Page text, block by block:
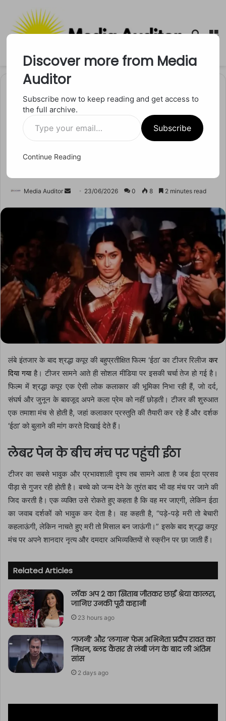
Search
मनोरंजन
श्रद्धा कपूर की ‘ईठा’ का टीजर
Media Auditor
Send 23/06/2026 0 8 2 minutes read
लंबे इंतजार के बाद श्रद्धा कपूर की बहुप्रतीक्षित फिल्म ‘ईठा’ का टीजर रिलीजकर
दिया गयाहै। टीजर सामने आते ही सोशल मीडिया पर इसकी चर्चा तेज हो गई है।
फिल्म में श्रद्धा कपूर एक ऐसी लोक कलाकार की भूमिका निभा रही हैं, जो दर्द,
संघर्ष और जुनून के बावजूद अपने कला प्रेम को नहीं छोड़ती। टीजर की शुरुआत
एक तमाशा मंच से होती है, जहां कलाकार प्रस्तुति की तैयारी कर रहे हैं और दर्शक
‘ईठा’ को बुलाने की मांग करते दिखाई देते हैं।
लेबर पेन के बीच मंच पर पहुंची ईठा
टीजर का सबसे भावुक और प्रभावशाली दृश्य तब सामने आता है जब ईठा प्रसव
पीड़ा से गुजर रही होती है। बच्चे को जन्म देने के तुरंत बाद भी वह मंच पर जाने की
जिद करती है। एक व्यक्ति उसे रोकते हुए कहता है कि वह मर जाएगी, लेकिन ईठा
का जवाब दर्शकों को भावुक कर देता है। वह कहती है, “पड़े-पड़े मरी तो बेचारी
कहलाऊंगी, लेकिन नाचते हुए मरी तो मिसाल बन जाऊंगी।” इसके बाद श्रद्धा कपूर
मंच पर अपने शानदार नृत्य और दमदार अभिव्यक्तियों से स्क्रीन पर छा जाती हैं।
Related Articles
लॉक अप 2 का खिताब जीतकर छाईं श्रेया कालरा,
जानिए उनकी पूरी कहानी
23 hours ago
‘गजनी’ और ‘लगान’ फेम अभिनेता प्रदीप रावत का
निधन, ब्लड कैंसर से लंबी जंग के बाद ली अंतिम
सांस
2 days ago
Discover more from Media
Auditor
Subscribe now to keep reading and get access to
the full archive.
Type
your
email…
Subscribe
Continue Reading